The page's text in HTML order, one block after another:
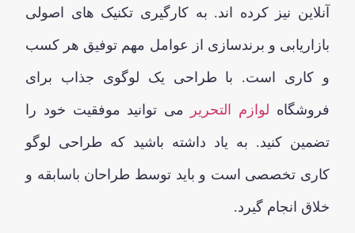
آنلاین نیز کرده اند. به کارگیری تکنیک های اصولی
بازاریابی و برندسازی از عوامل مهم توفیق هر کسب
و کاری است. با طراحی یک لوگوی جذاب برای
فروشگاه لوازم التحریر می توانید موفقیت خود را
تضمین کنید. به یاد داشته باشید که طراحی لوگو
کاری تخصصی است و باید توسط طراحان باسابقه و
خلاق انجام گیرد.